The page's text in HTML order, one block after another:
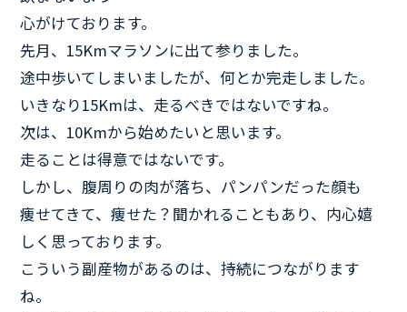
心がけております。
先月、15Kmマラソンに出て参りました。
途中歩いてしまいましたが、何とか完走しました。
いきなり15Kmは、走るべきではないですね。
次は、10Kmから始めたいと思います。
走ることは得意ではないです。
しかし、腹周りの肉が落ち、パンパンだった顔も
痩せてきて、痩せた？聞かれることもあり、内心嬉
しく思っております。
こういう副産物があるのは、持続につながります
ね。